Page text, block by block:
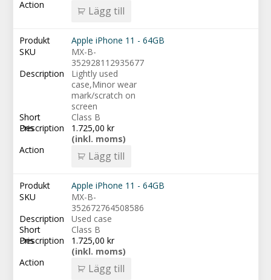
Lägg till
Apple iPhone 11 - 64GB
MX-B-
352928112935677
Lightly used
case,Minor wear
mark/scratch on
screen
Class B
1.725,00 kr
(inkl. moms)
Lägg till
Apple iPhone 11 - 64GB
MX-B-
352672764508586
Used case
Class B
1.725,00 kr
(inkl. moms)
Lägg till